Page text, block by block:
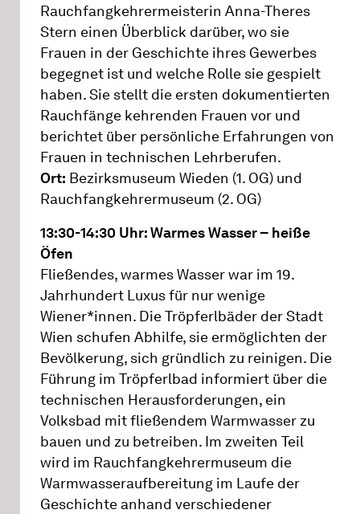
Rauchfangkehrermeisterin Anna-Theres
Stern einen Überblick darüber, wo sie
Frauen in der Geschichte ihres Gewerbes
begegnet ist und welche Rolle sie gespielt
haben. Sie stellt die ersten dokumentierten
Rauchfänge kehrenden Frauen vor und
berichtet über persönliche Erfahrungen von
Frauen in technischen Lehrberufen.
Ort: Bezirksmuseum Wieden (1. OG) und
Rauchfangkehrermuseum (2. OG)
13:30-14:30 Uhr: Warmes Wasser – heiße
Öfen
Fließendes, warmes Wasser war im 19.
Jahrhundert Luxus für nur wenige
Wiener*innen. Die Tröpferlbäder der Stadt
Wien schufen Abhilfe, sie ermöglichten der
Bevölkerung, sich gründlich zu reinigen. Die
Führung im Tröpferlbad informiert über die
technischen Herausforderungen, ein
Volksbad mit fließendem Warmwasser zu
bauen und zu betreiben. Im zweiten Teil
wird im Rauchfangkehrermuseum die
Warmwasseraufbereitung im Laufe der
Geschichte anhand verschiedener